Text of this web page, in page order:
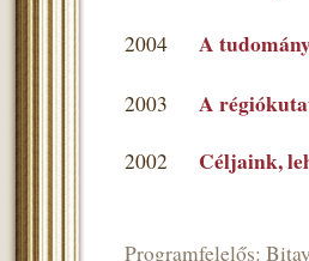
2004 A
2003 A
2002 Céljaink,
Programfelelős: